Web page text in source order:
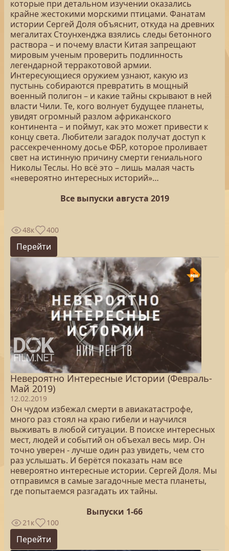
которые при детальном изучении оказались
крайне жестокими морскими птицами. Фанатам
истории Сергей Доля объяснит, откуда на древних
мегалитах Стоунхенджа взялись следы бетонного
раствора – и почему власти Китая запрещают
мировым ученым проверить подлинность
легендарной терракотовой армии.
Интересующиеся оружием узнают, какую из
пустынь собираются превратить в мощный
военный полигон – и какие тайны скрывают в ней
власти Чили. Те, кого волнует будущее планеты,
увидят огромный разлом африканского
континента – и поймут, как это может привести к
концу света. Любители загадок получат доступ к
рассекреченному досье ФБР, которое проливает
свет на истинную причину смерти гениального
Николы Теслы. Но всё это – лишь малая часть
«невероятно интересных историй»…
Все выпуски августа 2019
48к 400
Перейти
Невероятно Интересные Истории (Февраль-
Май 2019)
12.02.2019
Он чудом избежал смерти в авиакатастрофе,
много раз стоял на краю гибели и научился
выживать в любой ситуации. В поиске интересных
мест, людей и событий он объехал весь мир. Он
точно уверен - лучше один раз увидеть, чем сто
раз услышать. И берётся показать нам все
невероятно интересные истории. Сергей Доля. Мы
отправимся в самые загадочные места планеты,
где попытаемся разгадать их тайны.
Выпуски 1-66
21к 100
Перейти